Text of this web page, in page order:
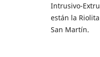
Intrusivo-
están la
San Martín.